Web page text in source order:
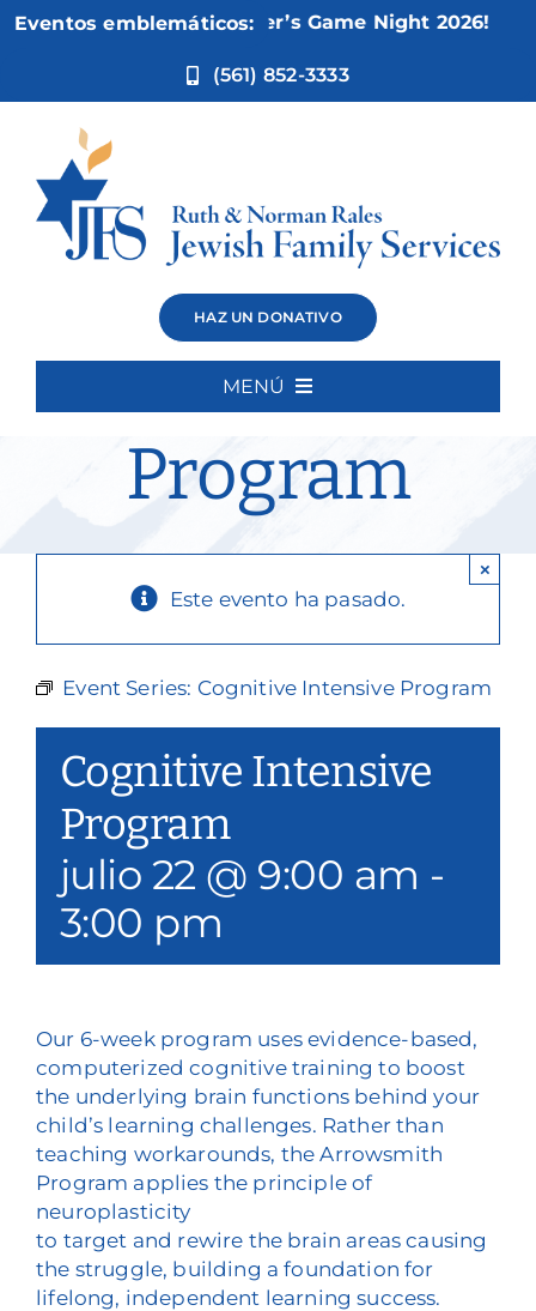
Eventos emblemáticos:
Nov 5:Not Your Mother’s Game Night 2026!
(561) 852-3333
HAZ UN DONATIVO
MENÚ
Quiénes somos
Filantropía y voluntariado
Donar
Cognitive
Intensive
Program
Este evento ha pasado.
×
Event Series: Cognitive Intensive Program
Cognitive Intensive
Program
julio 22 @ 9:00 am -
3:00 pm
Our 6-week program uses evidence-based,
computerized cognitive training to boost
the underlying brain functions behind your
child’s learning challenges. Rather than
teaching workarounds, the Arrowsmith
Program applies the principle of
neuroplasticity
to target and rewire the brain areas causing
the struggle, building a foundation for
lifelong, independent learning success.